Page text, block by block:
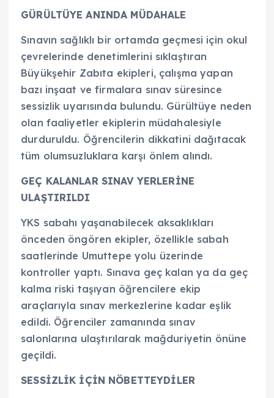
GÜRÜLTÜYE ANINDA MÜDAHALE
Sınavın sağlıklı bir ortamda geçmesi için okul
çevrelerinde denetimlerini sıklaştıran
Büyükşehir Zabıta ekipleri, çalışma yapan
bazı inşaat ve firmalara sınav süresince
sessizlik uyarısında bulundu. Gürültüye neden
olan faaliyetler ekiplerin müdahalesiyle
durduruldu. Öğrencilerin dikkatini dağıtacak
tüm olumsuzluklara karşı önlem alındı.
GEÇ KALANLAR SINAV YERLERİNE
ULAŞTIRILDI
YKS sabahı yaşanabilecek aksaklıkları
önceden öngören ekipler, özellikle sabah
saatlerinde Umuttepe yolu üzerinde
kontroller yaptı. Sınava geç kalan ya da geç
kalma riski taşıyan öğrencilere ekip
araçlarıyla sınav merkezlerine kadar eşlik
edildi. Öğrenciler zamanında sınav
salonlarına ulaştırılarak mağduriyetin önüne
geçildi.
SESSİZLİK İÇİN NÖBETTEYDİLER